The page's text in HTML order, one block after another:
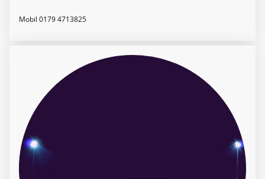
Mobil 0179 4713825